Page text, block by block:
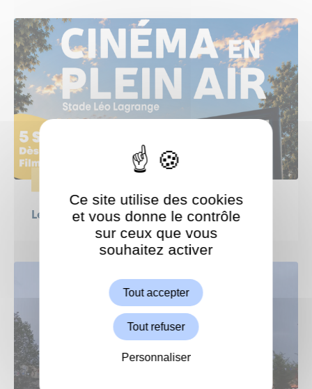
Le Grand Weekend : Ciné en plein air !
ShareThis est désactivé.
Ce site utilise des cookies
et vous donne le contrôle
sur ceux que vous
souhaitez activer
Tout accepter
Tout refuser
Personnaliser